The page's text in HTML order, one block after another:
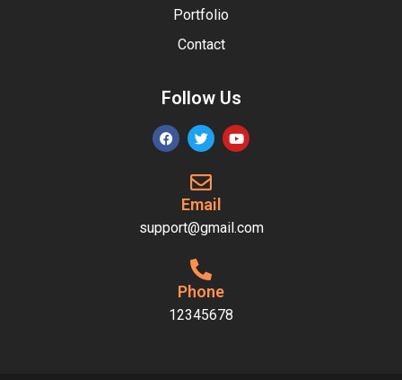
Portfolio
Contact
Follow Us
Email
support@gmail.com
Phone
12345678